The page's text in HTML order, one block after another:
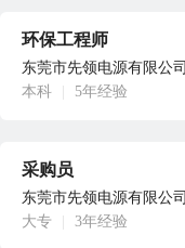
环保工程师
东莞市先领电源有限公司
本科
5年经验
采购员
东莞市先领电源有限公司
大专
3年经验